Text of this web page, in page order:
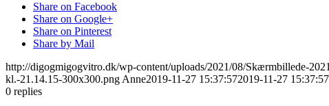
Share on Facebook
Share on Google+
Share on Pinterest
Share by Mail
http://digogmigogvitro.dk/wp-content/uploads/2021/08/Skærmbillede-
kl.-21.14.15-300x300.png Anne2019-11-27 15:37:572019-11-27 15:37:57
0 replies